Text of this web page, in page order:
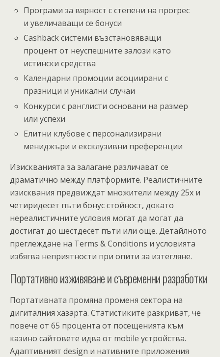
Програми за вярност с степени на прогрес
и увеличаващи се бонуси
Cashback системи възстановяващи
процент от неуспешните залози като
истински средства
Календарни промоции асоциирани с
празници и уникални случаи
Конкурси с ранглисти основани на размер
или успехи
Елитни клубове с персонализирани
мениджъри и ексклузивни преференции
Изискванията за залагане различават се
драматично между платформите. Реалистичните
изисквания предвиждат множители между 25x и
четиридесет пъти бонус стойност, докато
нереалистичните условия могат да могат да
достигат до шестдесет пъти или още. Детайлното
преглеждане на Terms & Conditions и условията
избягва неприятности при опити за изтегляне.
Портативно изживяване и съвременни разработки
Портативната промяна променя сектора на
дигиталния хазарта. Статистиките разкриват, че
повече от 65 процента от посещенията към
казино сайтовете идва от mobile устройства.
Адаптивният design и нативните приложения